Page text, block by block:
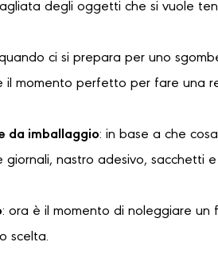
degli oggetti che si vuole
ci si prepara per uno
il momento perfetto per fare una
da imballaggio: in base a che
giornali, nastro adesivo, sacchetti
: ora è il momento di noleggiare
scelta.